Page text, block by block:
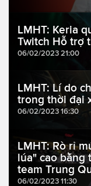
LMHT: Keria
Twitch Hỗ trợ
06/02/2023 21:00
LMHT: Lí do
trong thời đại
06/02/2023 16:30
LMHT: Rò rỉ
lúa" cao bằng
team Trung
06/02/2023 11:30